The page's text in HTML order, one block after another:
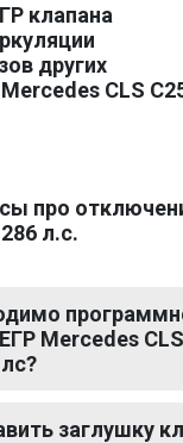
клапана
других
CLS
про
л.с.
Mercedes
заглушку